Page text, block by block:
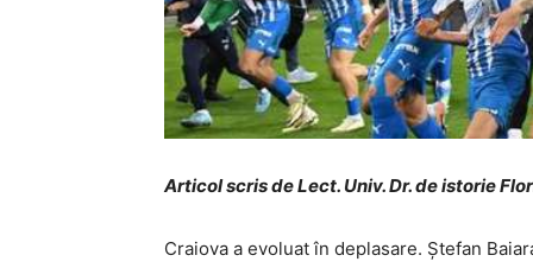
Articol scris de Lect. Univ. Dr. de istorie
Craiova a evoluat în deplasare. Ștefan